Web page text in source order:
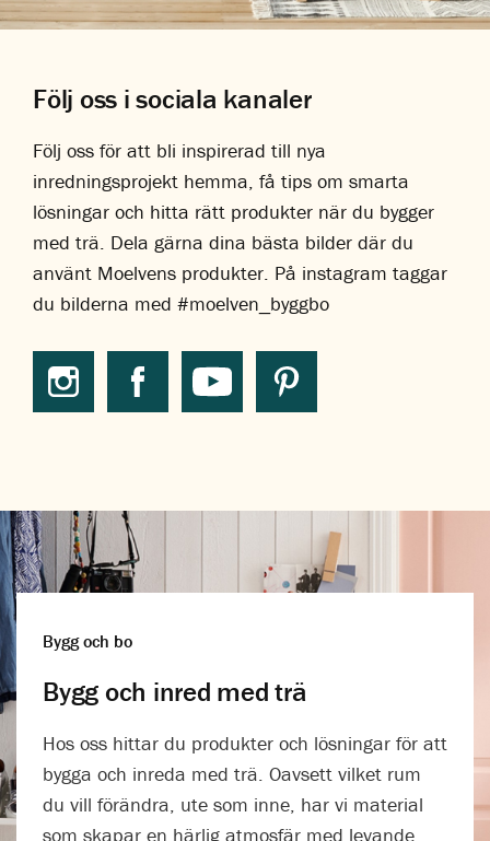
Följ oss i sociala kanaler
Följ oss för att bli inspirerad till nya
inredningsprojekt hemma, få tips om smarta
lösningar och hitta rätt produkter när du bygger
med trä. Dela gärna dina bästa bilder där du
använt Moelvens produkter. På instagram taggar
du bilderna med #moelven_byggbo
Bygg och bo
Bygg och inred med trä
Hos oss hittar du produkter och lösningar för att
bygga och inreda med trä. Oavsett vilket rum
du vill förändra, ute som inne, har vi material
som skapar en härlig atmosfär med levande